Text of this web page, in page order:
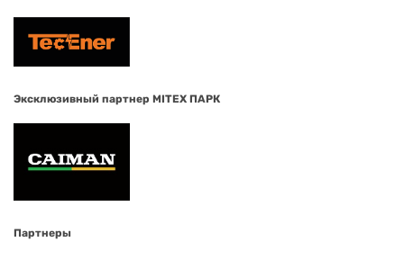
Эксклюзивный партнер MITEX ПАРК
Партнеры